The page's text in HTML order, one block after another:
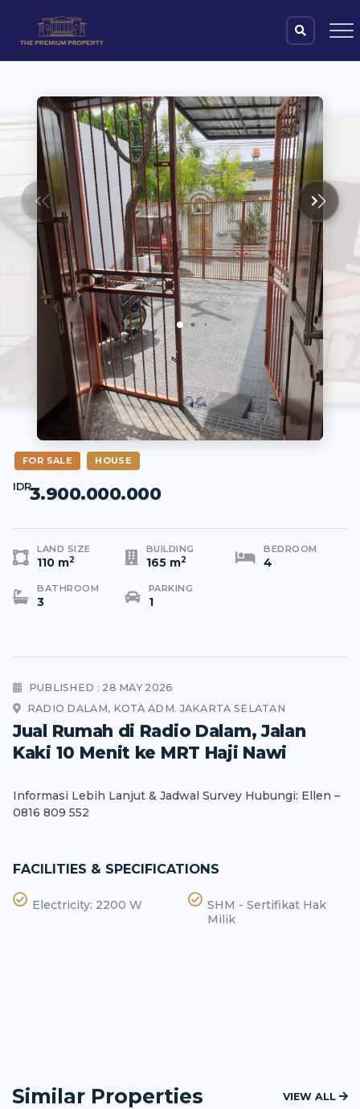
FOR SALE HOUSE
IDR3.900.000.000
LAND SIZE
110 m2
BUILDING
165 m2
BEDROOM
4
BATHROOM
3
PARKING
1
PUBLISHED : 28 MAY 2026
RADIO DALAM, KOTA ADM. JAKARTA SELATAN
Jual Rumah di Radio Dalam, Jalan
Kaki 10 Menit ke MRT Haji Nawi
Informasi Lebih Lanjut & Jadwal Survey Hubungi: Ellen –
0816 809 552
FACILITIES & SPECIFICATIONS
Electricity: 2200 W
SHM - Sertifikat Hak
Milik
Similar Properties VIEW ALL